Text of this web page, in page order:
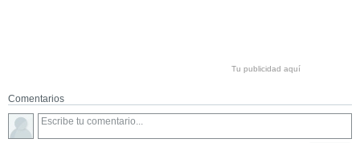
Tu publicidad aquí
Comentarios